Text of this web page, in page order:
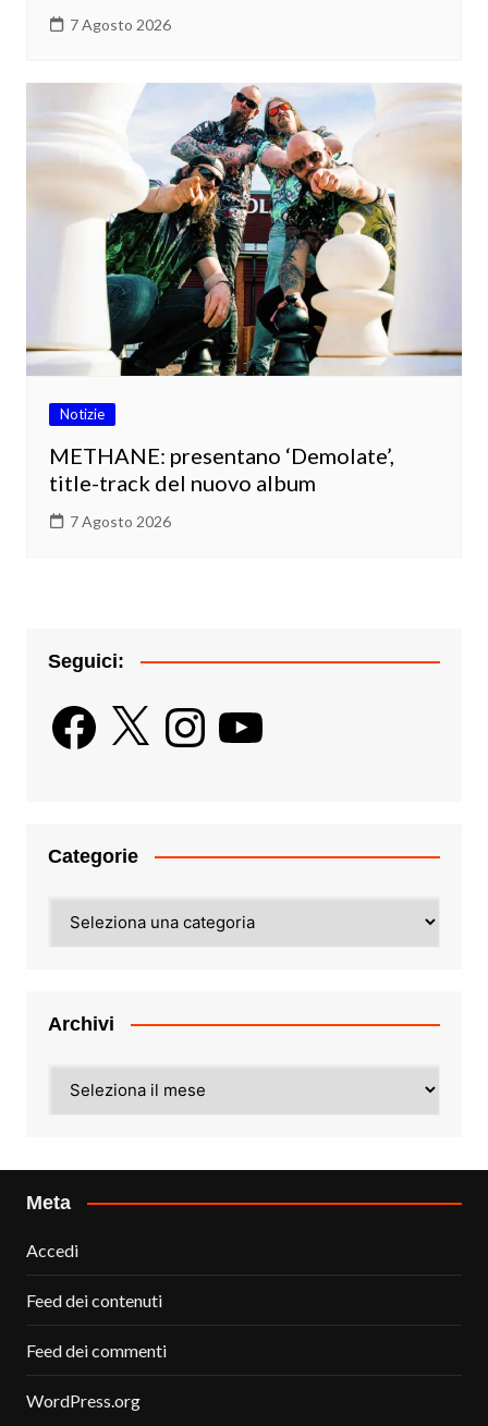
7 Agosto 2026
Notizie
METHANE: presentano ‘Demolate’,
title-track del nuovo album
7 Agosto 2026
Seguici:
Facebook
X InstagramYouTube
Categorie
Archivi
Meta
Accedi
Feed dei contenuti
Feed dei commenti
WordPress.org